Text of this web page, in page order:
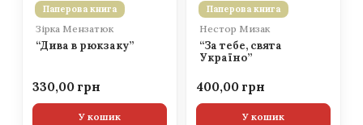
Паперова книга
Зірка Мензатюк
“Дива в рюкзаку”
330,00
У кошик
Паперова книга
Нестор Мизак
“За тебе, свята
Україно”
400,00
У кошик